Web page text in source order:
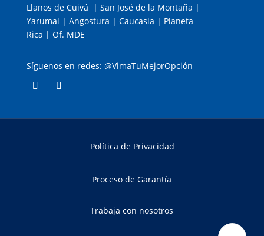
Llanos de Cuivá | San José de la Montaña |
Yarumal | Angostura | Caucasia | Planeta
Rica | Of. MDE
Síguenos en redes: @VimaTuMejorOpción
Política de Privacidad
Proceso de Garantía
Trabaja con nosotros